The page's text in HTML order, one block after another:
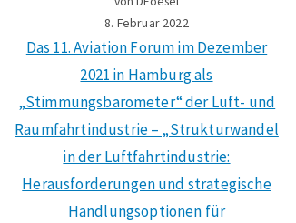
8. Februar 2022
Das 11. Aviation Forum im Dezember
2021 in Hamburg als
„Stimmungsbarometer“ der Luft- und
Raumfahrtindustrie – „Strukturwandel
in der Luftfahrtindustrie:
Herausforderungen und strategische
Handlungsoptionen für